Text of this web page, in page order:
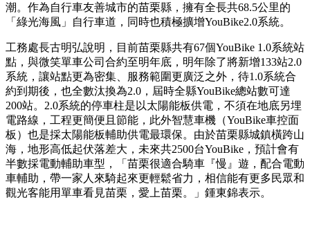
潮。作為自行車友善城市的苗栗縣，擁有全長共68.5公里的
「綠光海風」自行車道，同時也積極擴增YouBike2.0系統。
工務處長古明弘說明，目前苗栗縣共有67個YouBike 1.0系統站
點，與微笑單車公司合約至明年底，明年除了將新增133站2.0
系統，讓站點更為密集、服務範圍更廣泛之外，待1.0系統合
約到期後，也全數汰換為2.0，屆時全縣YouBike總站數可達
200站。2.0系統的停車柱是以太陽能板供電，不須在地底另埋
電路線，工程更簡便且節能，此外智慧車機（YouBike車控面
板）也是採太陽能板輔助供電最環保。由於苗栗縣城鎮橫跨山
海，地形高低起伏落差大，未來共2500台YouBike，預計會有
半數採電動輔助車型，「苗栗很適合騎車『慢』遊，配合電動
車輔助，帶一家人來騎起來更輕鬆省力，相信能有更多民眾和
觀光客能用單車看見苗栗，愛上苗栗。」鍾東錦表示。